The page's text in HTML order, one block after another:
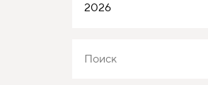
2026